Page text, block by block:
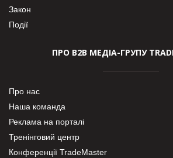
Закон
Події
ПРО В2В МЕДІА-ГРУПУ
Про нас
Наша команда
Реклама на порталі
Тренінговий центр
Конференції TradeMaster